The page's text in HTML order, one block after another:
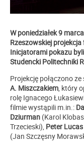
W poniedziałek 9
Rzeszowskiej
Inicjatorami pokazu
Studencki Politechniki
Projekcję połączono
A. Miszczakiem , który
rolę Ignacego
filmie wystąpili m.in.:
Dziurman (Karol
Trzecieski), Peter Lucas
(Jan Szczęsny